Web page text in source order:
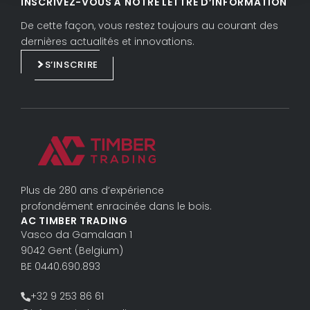
De cette façon, vous restez toujours au courant des
dernières actualités et innovations.
S’INSCRIRE
Plus de 280 ans d’expérience
profondément enracinée dans le bois.
AC TIMBER TRADING
Vasco da Gama­laan 1
9042 Gent (Belgium)
BE 0440.690.893
+32 9 253 86 61
n
k
c
e